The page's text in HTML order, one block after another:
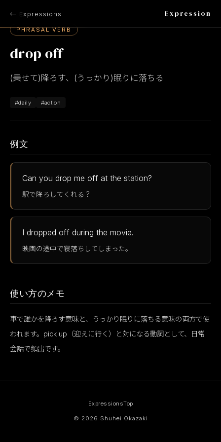
← Expressions Expression
PHRASAL VERB
drop off
(乗せて)降ろす、(うっかり)眠りに落ちる
#daily #action
例文
Can you drop me off at the station?
駅で降ろしてくれる？
I dropped off during the movie.
映画の途中で寝落ちしてしまった。
使い方のメモ
車で誰かを降ろす意味と、うっかり眠りに落ちる意味の両方で使
われます。pick up（迎えに行く）と対になる動詞として、日常
会話で頻出です。
ExpressionsTop
© 2026 Shuhei Okazaki